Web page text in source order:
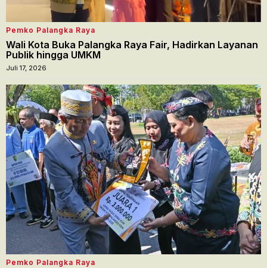
Pemko Palangka Raya
Wali Kota Buka Palangka Raya Fair, Hadirkan Layanan
Publik hingga UMKM
Juli 17, 2026
Pemko Palangka Raya